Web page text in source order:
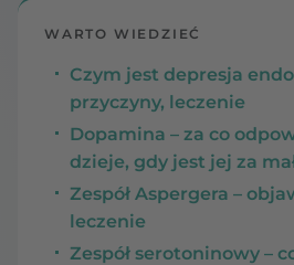
WARTO WIEDZIEĆ
Czym jest depresja
przyczyny, leczenie
Dopamina – za co
dzieje, gdy jest jej za
Zespół Aspergera –
leczenie
Zespół serotoninowy –